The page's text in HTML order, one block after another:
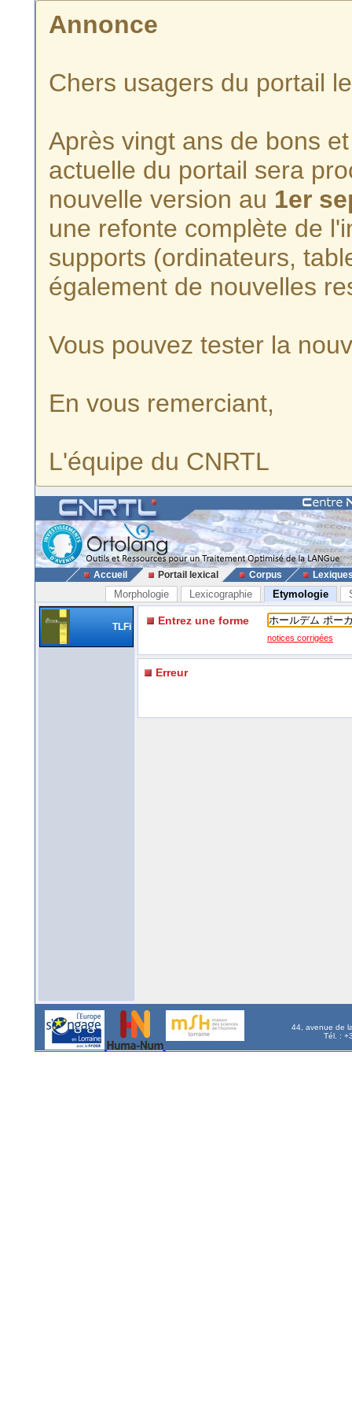
Annonce
Chers usagers du portail
Après vingt ans de bons
actuelle du portail sera
nouvelle version au 1er
une refonte complète de
supports (ordinateurs,
également de nouvelles
Vous pouvez tester la
En vous remerciant,
L'équipe du CNRTL
Accueil Portail lexical Corpus
Morphologie Lexicographie Etymologie
TLFi Entrez une forme
notices corrigées
Erreur
44, avenue de
Tél. :